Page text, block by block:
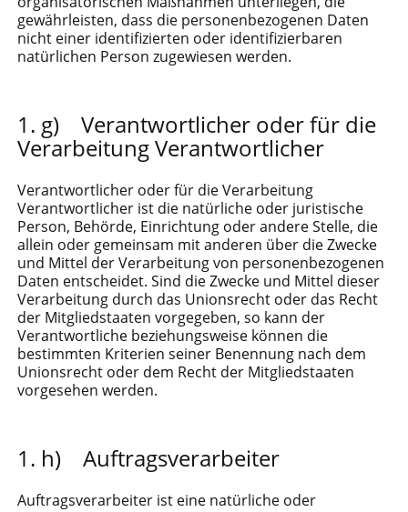
gewährleisten, dass die personenbezogenen Daten
nicht einer identifizierten oder identifizierbaren
natürlichen Person zugewiesen werden.
g) Verantwortlicher oder für die
Verarbeitung Verantwortlicher
Verantwortlicher oder für die Verarbeitung
Verantwortlicher ist die natürliche oder juristische
Person, Behörde, Einrichtung oder andere Stelle, die
allein oder gemeinsam mit anderen über die Zwecke
und Mittel der Verarbeitung von personenbezogenen
Daten entscheidet. Sind die Zwecke und Mittel dieser
Verarbeitung durch das Unionsrecht oder das Recht
der Mitgliedstaaten vorgegeben, so kann der
Verantwortliche beziehungsweise können die
bestimmten Kriterien seiner Benennung nach dem
Unionsrecht oder dem Recht der Mitgliedstaaten
vorgesehen werden.
h) Auftragsverarbeiter
Auftragsverarbeiter ist eine natürliche oder